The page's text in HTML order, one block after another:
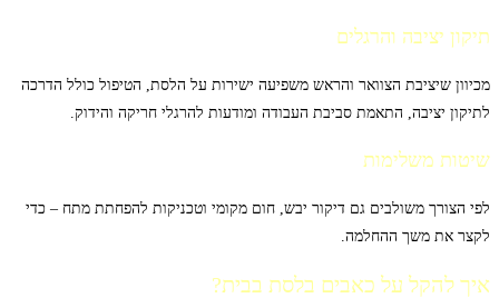
תיקון יציבה והרגלים
מכיוון שיציבת הצוואר והראש משפיעה ישירות על הלסת, הטיפול כולל הדרכה
לתיקון יציבה, התאמת סביבת העבודה ומודעות להרגלי חריקה והידוק.
שיטות משלימות
לפי הצורך משולבים גם דיקור יבש, חום מקומי וטכניקות להפחתת מתח – כדי
לקצר את משך ההחלמה.
איך להקל על כאבים בלסת בבית?